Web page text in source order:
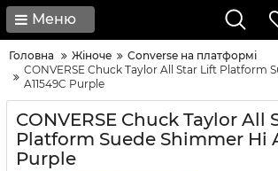
Меню
Головна Жіноче
Converse на платформі
CONVERSE Chuck Taylor All Star Lift Platform
A11549C Purple
CONVERSE Chuck Taylor All
Platform Suede Shimmer Hi
Purple